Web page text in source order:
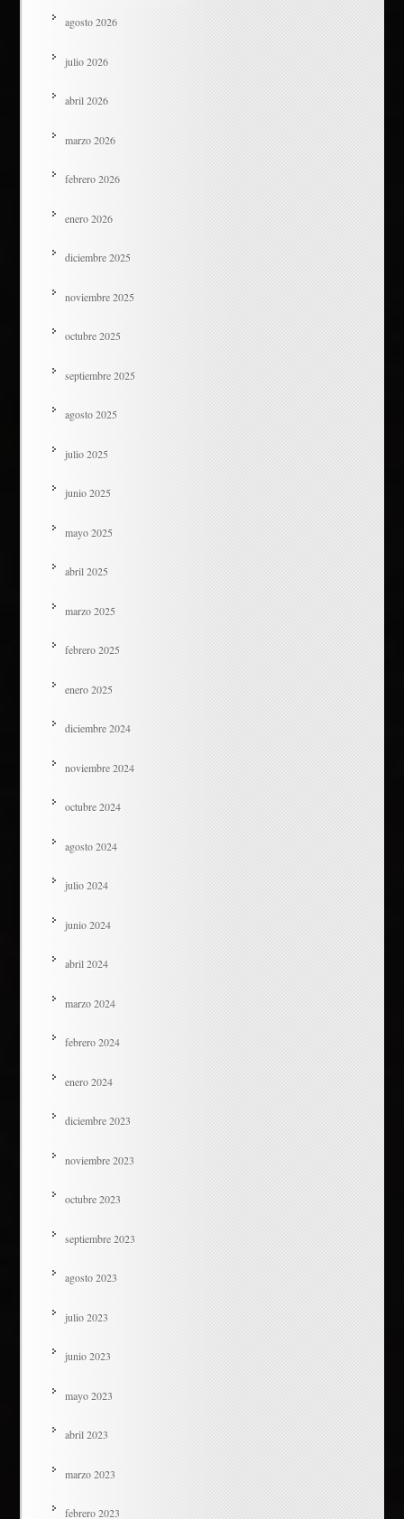
agosto 2026
julio 2026
abril 2026
marzo 2026
febrero 2026
enero 2026
diciembre 2025
noviembre 2025
octubre 2025
septiembre 2025
agosto 2025
julio 2025
junio 2025
mayo 2025
abril 2025
marzo 2025
febrero 2025
enero 2025
diciembre 2024
noviembre 2024
octubre 2024
agosto 2024
julio 2024
junio 2024
abril 2024
marzo 2024
febrero 2024
enero 2024
diciembre 2023
noviembre 2023
octubre 2023
septiembre 2023
agosto 2023
julio 2023
junio 2023
mayo 2023
abril 2023
marzo 2023
febrero 2023